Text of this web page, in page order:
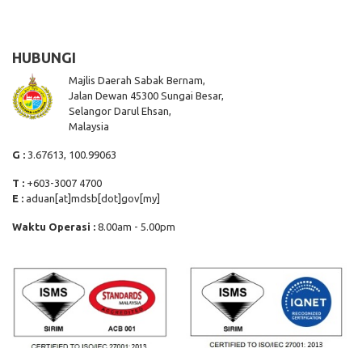
HUBUNGI
Majlis Daerah Sabak Bernam,
Jalan Dewan 45300 Sungai Besar,
Selangor Darul Ehsan,
Malaysia
G : 3.67613, 100.99063
T : +603-3007 4700
E : aduan[at]mdsb[dot]gov[my]
Waktu Operasi : 8.00am - 5.00pm